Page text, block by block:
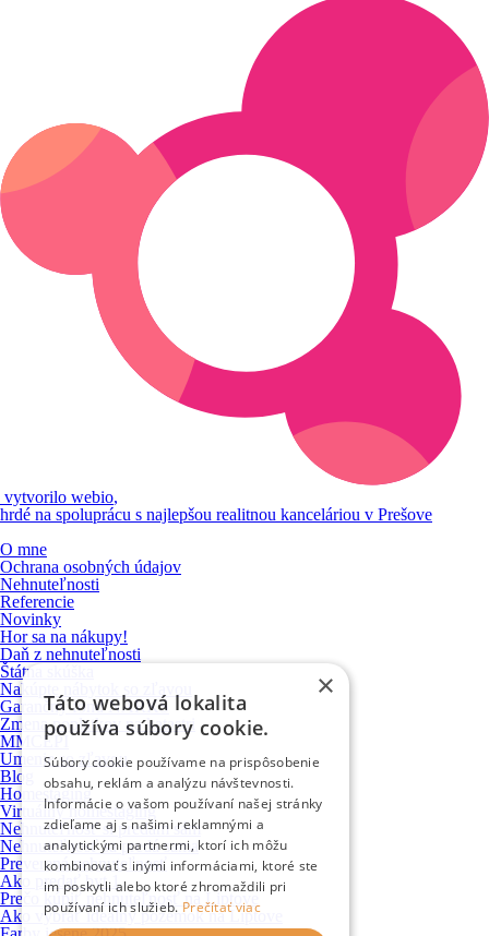
vytvorilo webio,
hrdé na spoluprácu s najlepšou realitnou kanceláriou v Prešove
O mne
Ochrana osobných údajov
Nehnuteľnosti
Referencie
Novinky
Hor sa na nákupy!
Daň z nehnuteľnosti
Štátna skúška
Nakúpte nábytok so zľavou
Garančný fond NARKS
Zmena poplatkov na katastri
MMCEPI
Umenie so zľavou
Blog
Homestaging
Virtuálny homestaging
Nehnuteľnosť si predám sám
Nehnuteľnosť sa predá sama
Preverená nehnuteľnosť
Ako predať byt 1
Prečo kúpiť nehnuteľnosť na Liptove
Ako vybrať ideálny pozemok na Liptove
×
Táto webová lokalita
používa súbory cookie.
Súbory cookie používame na prispôsobenie
obsahu, reklám a analýzu návštevnosti.
Informácie o vašom používaní našej stránky
zdieľame aj s našimi reklamnými a
analytickými partnermi, ktorí ich môžu
kombinovať s inými informáciami, ktoré ste
im poskytli alebo ktoré zhromaždili pri
používaní ich služieb. Prečítať viac